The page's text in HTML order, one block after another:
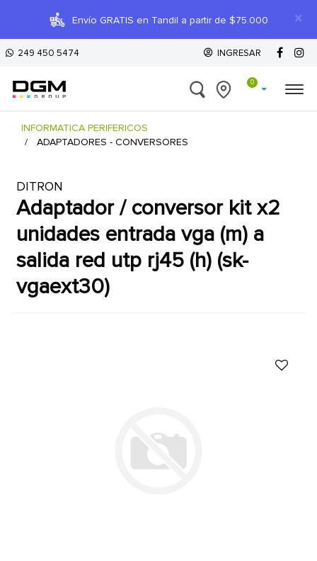
×
Envío GRATIS en Tandil a partir de $75.000
249 450 5474 INGRESAR
0
INFORMATICA PERIFERICOS
ADAPTADORES - CONVERSORES
DITRON
adaptador / conversor kit x2
unidades entrada vga (m) a
salida red utp rj45 (h) (sk-
vgaext30)